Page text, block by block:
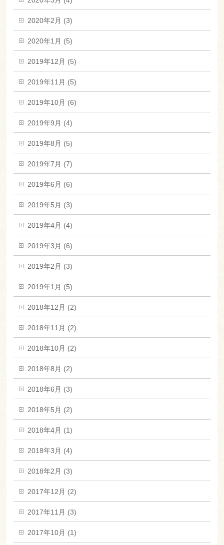
2020年2月 (3)
2020年1月 (5)
2019年12月 (5)
2019年11月 (5)
2019年10月 (6)
2019年9月 (4)
2019年8月 (5)
2019年7月 (7)
2019年6月 (6)
2019年5月 (3)
2019年4月 (4)
2019年3月 (6)
2019年2月 (3)
2019年1月 (5)
2018年12月 (2)
2018年11月 (2)
2018年10月 (2)
2018年8月 (2)
2018年6月 (3)
2018年5月 (2)
2018年4月 (1)
2018年3月 (4)
2018年2月 (3)
2017年12月 (2)
2017年11月 (3)
2017年10月 (1)